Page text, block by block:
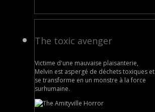
The toxic avenger
Victime d'une mauvaise plaisanterie,
Melvin est aspergé de déchets toxiques et
se transforme en un monstre à la force
surhumaine.